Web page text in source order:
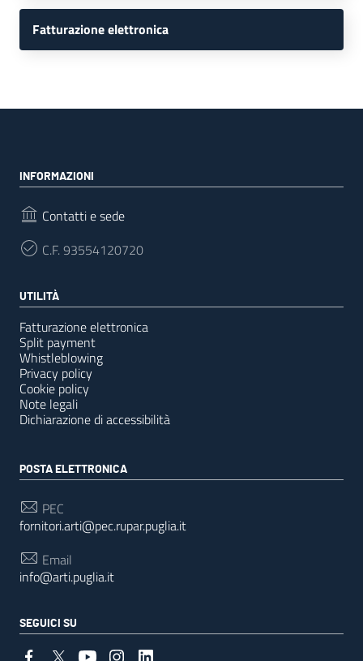
Fatturazione elettronica
INFORMAZIONI
Contatti e sede
C.F.93554120720
UTILITÀ
Fatturazione elettronica
Split payment
Whistleblowing
Privacy policy
Cookie policy
Note legali
Dichiarazione di accessibilità
POSTA ELETTRONICA
PEC
fornitori.arti@pec.rupar.puglia.it
Email
info@arti.puglia.it
SEGUICI SU